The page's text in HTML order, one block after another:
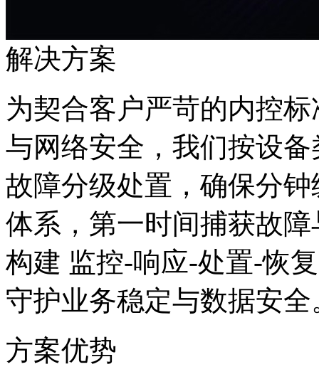
解决方案
为契合客户严苛的内控标
与网络安全，我们按设
故障分级处置，确保
体系，第一时间捕获故
构建 监控-响应-处置-恢复
守护业务稳定与数据安全
方案优势